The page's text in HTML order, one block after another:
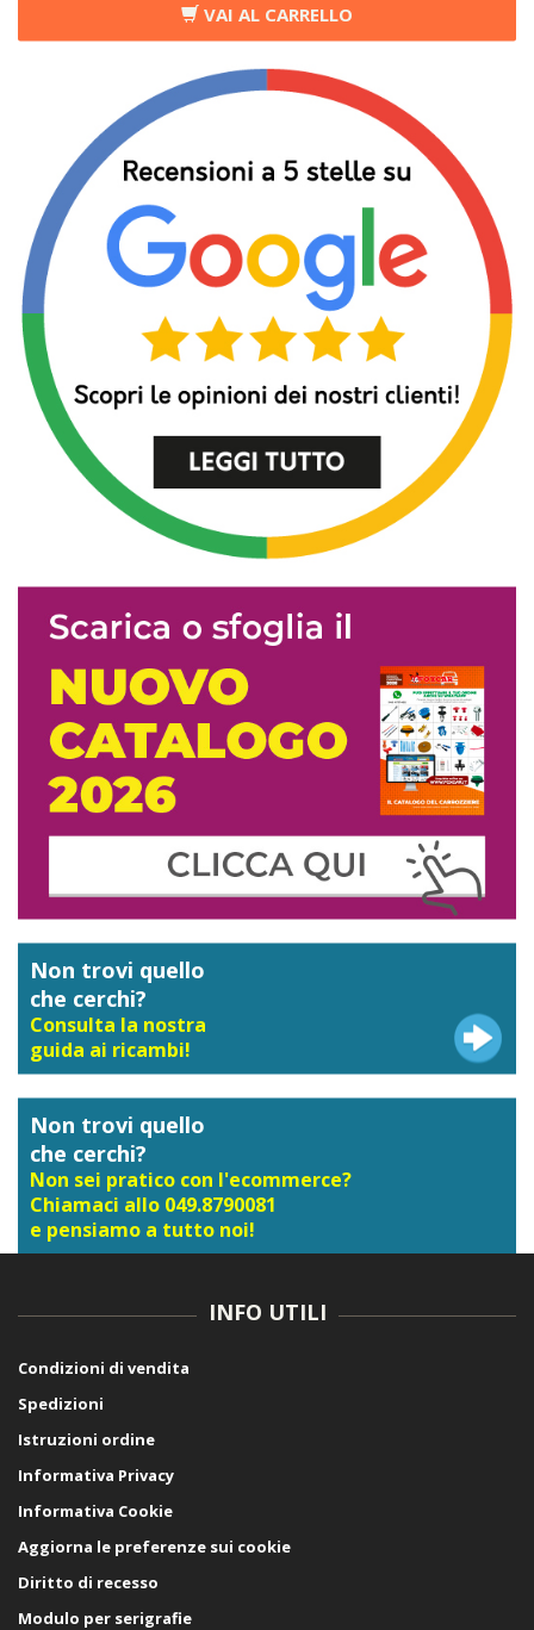
VAI AL CARRELLO
Non trovi quello
che cerchi?
Consulta la nostra
guida ai ricambi!
Non trovi quello
che cerchi?
Non sei pratico con l'ecommerce?
Chiamaci allo 049.8790081
e pensiamo a tutto noi!
INFO UTILI
Condizioni di vendita
Spedizioni
Istruzioni ordine
Informativa Privacy
Informativa Cookie
Aggiorna le preferenze sui cookie
Diritto di recesso
Modulo per serigrafie